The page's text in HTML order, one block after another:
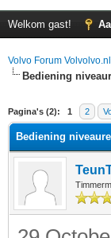
Welkom gast!
Volvo Forum
Bediening
Pagina's (2): 1 2
waardering is 0
Bediening